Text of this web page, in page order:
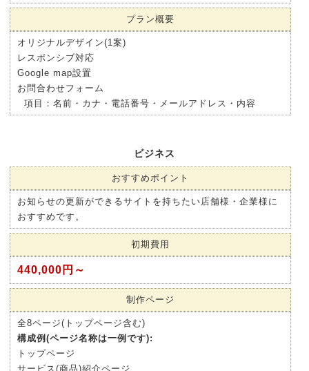
プラン概要
オリジナルデザイン(1案)
レスポンシブ対応
Google map設置
お問合わせフォーム
項目：名前・カナ・電話番号・メールアドレス・内容
ビジネス
おすすめポイント
お知らせの更新ができるサイトを持ちたい店舗様・企業様に
おすすめです。
初期費用
440,000円～
制作ページ
全8ページ(トップページ含む)
構成例(ページ名称は一例です):
トップページ
サービス(商品)紹介ページ